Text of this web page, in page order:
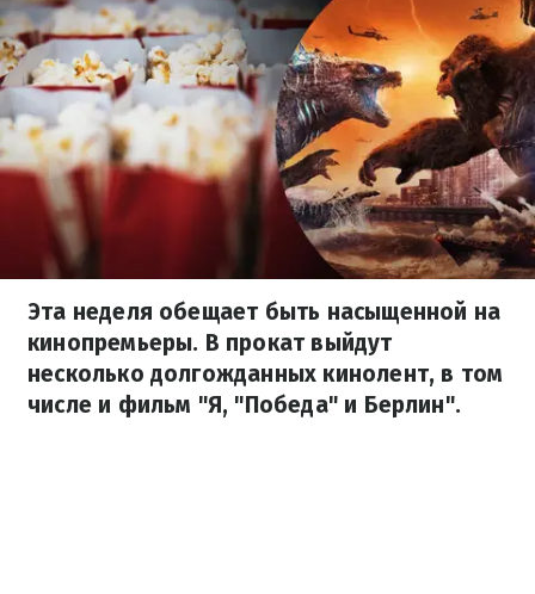
Эта неделя обещает быть насыщенной на
кинопремьеры. В прокат выйдут
несколько долгожданных кинолент, в том
числе и фильм "Я, "Победа" и Берлин".